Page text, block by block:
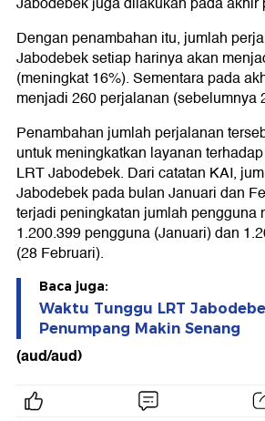
Dengan penambahan itu, jumlah
Jabodebek setiap harinya akan
(meningkat 16%). Sementara pada
menjadi 260 perjalanan (sebelumnya
Penambahan jumlah perjalanan
untuk meningkatkan layanan
LRT Jabodebek. Dari catatan KAI,
Jabodebek pada bulan Januari dan
terjadi peningkatan jumlah pengguna
1.200.399 pengguna (Januari) dan
(28 Februari).
Baca juga:
Waktu Tunggu LRT
Penumpang Makin Senang
(aud/aud)